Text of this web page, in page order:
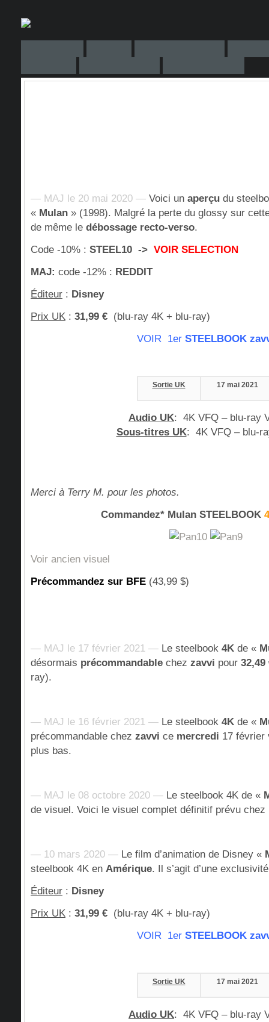
— MAJ le 20 mai 2020 — Voici un aperçu du
« Mulan » (1998). Malgré la perte du glossy sur
de même le débossage recto-verso.
Code -10% : STEEL10 -> VOIR SELECTION
MAJ: code -12% : REDDIT
Éditeur : Disney
Prix UK : 31,99 € (blu-ray 4K + blu-ray)
VOIR 1er STEELBOOK
Sortie UK 17 mai 2021
Audio UK: 4K VFQ – blu-ray
Sous-titres UK: 4K VFQ – blu-
Merci à Terry M. pour les photos.
Commandez* Mulan STEELBOOK
Voir ancien visuel
Précommandez sur BFE (43,99 $)
— MAJ le 17 février 2021 — Le steelbook 4K de «
désormais précommandable chez zavvi pour 32,49
ray).
— MAJ le 16 février 2021 — Le steelbook 4K de «
précommandable chez zavvi ce mercredi 17
plus bas.
— MAJ le 08 octobre 2020 — Le steelbook 4K de «
de visuel. Voici le visuel complet définitif prévu chez
— 10 mars 2020 — Le film d’animation de Disney «
steelbook 4K en Amérique. Il s’agit d’une
Éditeur : Disney
Prix UK : 31,99 € (blu-ray 4K + blu-ray)
VOIR 1er STEELBOOK
Sortie UK 17 mai 2021
Audio UK: 4K VFQ – blu-ray